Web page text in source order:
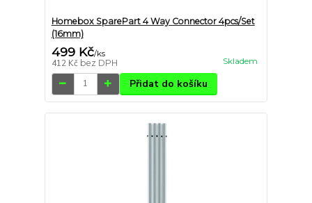
Homebox SparePart 4 Way Connector 4pcs/Set
(16mm)
499 Kč/ks
412 Kč bez DPH Skladem
Přidat do košíku